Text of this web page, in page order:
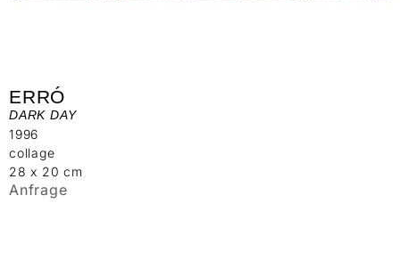
ERRÓ
DARK DAY
1996
collage
28 x 20 cm
Anfrage